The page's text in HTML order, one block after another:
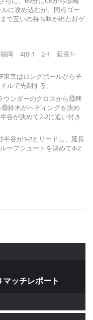
に攻め込むが、同点ゴー
で互いの持ち味が出た好ゲ
福岡 4(0-1 2-1 延長1-
京はロングボールからチ
ルで先制する。
ウンダーのクロスから⑩稗
⑱鈴木がヘディングを決め
谷が決めて2-2に追い付き
谷が3-2とリードし、延長
ープシュートを決めて4-2
ッチレポート